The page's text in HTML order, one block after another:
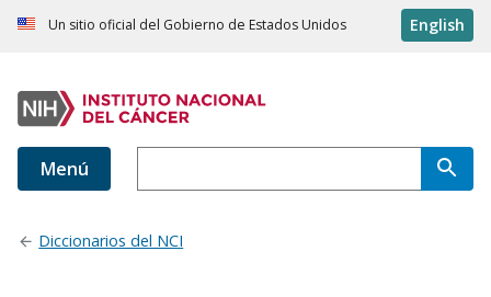
Un sitio oficial del Gobierno de Estados Unidos English
Menú
Diccionarios del NCI